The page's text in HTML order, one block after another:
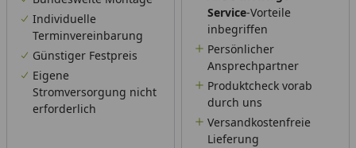
Individuelle
Terminvereinbarung
Günstiger Festpreis
Eigene
Stromversorgung nicht
erforderlich
Service-Vorteile
inbegriffen
Persönlicher
Ansprechpartner
Produktcheck vorab
durch uns
Versandkostenfreie
Lieferung